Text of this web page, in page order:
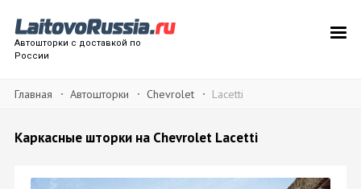
Автошторки с доставкой по
России
Главная Автошторки Chevrolet Lacetti
Каркасные шторки на Chevrolet Lacetti